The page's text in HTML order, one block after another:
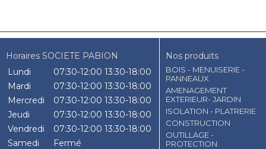
Horaires SOCIETE PABION
Lundi
07:30-12:00 13:30-18:00
Mardi
07:30-12:00 13:30-18:00
Mercredi
07:30-12:00 13:30-18:00
Jeudi
07:30-12:00 13:30-18:00
Vendredi
07:30-12:00 13:30-18:00
Samedi
Fermé
Nos produits
BOIS - MENUISERIE -
PANNEAUX
AMENAGEMENT
EXTERIEUR- JARDIN
ISOLATION - PLATRERIE
CONSTRUCTION
OUTILLAGE -
PROTECTION